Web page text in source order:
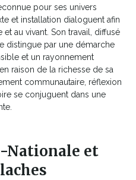
pour ses univers
et installation dialoguent afin
au vivant. Son travail, diffusé
distingue par une démarche
et un rayonnement
raison de la richesse de sa
communautaire, réflexion
se conjuguent dans une
Nationale et